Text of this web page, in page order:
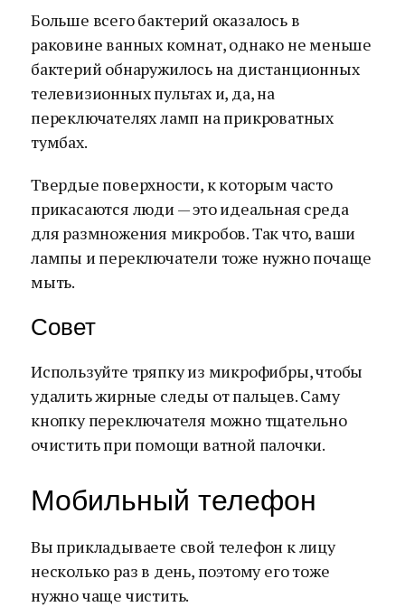
Больше всего бактерий оказалось в
раковине ванных комнат, однако не меньше
бактерий обнаружилось на дистанционных
телевизионных пультах и, да, на
переключателях ламп на прикроватных
тумбах.
Твердые поверхности, к которым часто
прикасаются люди — это идеальная среда
для размножения микробов. Так что, ваши
лампы и переключатели тоже нужно почаще
мыть.
Совет
Используйте тряпку из микрофибры, чтобы
удалить жирные следы от пальцев. Саму
кнопку переключателя можно тщательно
очистить при помощи ватной палочки.
Мобильный телефон
Вы прикладываете свой телефон к лицу
несколько раз в день, поэтому его тоже
нужно чаще чистить.